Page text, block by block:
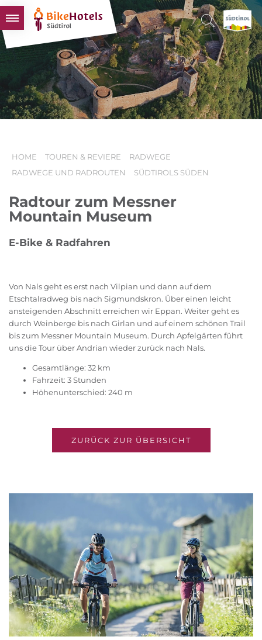
BIKEHOTELS
HOTELS & PAKETE
TOUREN & REVIERE
SÜDTIROL & WIR
HOME TOUREN & REVIERE
RADWEGE
RADWEGE UND RADROUTEN
SÜDTIROLS SÜDEN
Radtour zum Messner
Mountain Museum
E-Bike & Radfahren
Von Nals geht es erst nach Vilpian und dann auf dem
Etschtalradweg bis nach Sigmundskron. Über einen leicht
ansteigenden Abschnitt erreichen wir Eppan. Weiter geht es
durch Weinberge bis nach Girlan und auf einem schönen Trail
bis zum Messner Mountain Museum. Durch Apfelgärten führt
uns die Tour über Andrian wieder zurück nach Nals.
Gesamtlänge: 32 km
Fahrzeit: 3 Stunden
Höhenunterschied: 240 m
ZURÜCK ZUR ÜBERSICHT